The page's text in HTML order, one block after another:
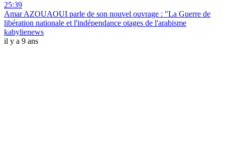
25:39
Amar AZOUAOUI parle de son nouvel ouvrage : "La Guerre de
libération nationale et l'indépendance otages de l'arabisme
kabylienews
il y a 9 ans